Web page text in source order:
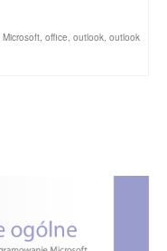
Microsoft, office, outlook, outlook